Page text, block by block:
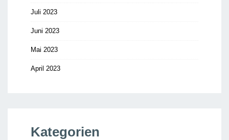
Juli 2023
Juni 2023
Mai 2023
April 2023
Kategorien